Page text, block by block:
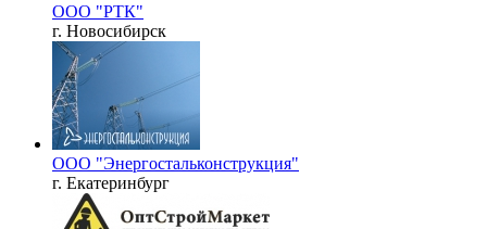
ООО "РТК"
г. Новосибирск
ООО "Энергостальконструкция"
г. Екатеринбург